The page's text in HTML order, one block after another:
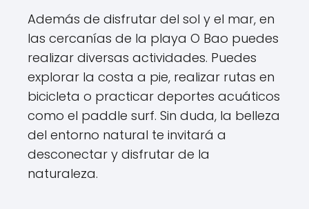
Además de disfrutar del sol y el mar, en
las cercanías de la playa O Bao puedes
realizar diversas actividades. Puedes
explorar la costa a pie, realizar rutas en
bicicleta o practicar deportes acuáticos
como el paddle surf. Sin duda, la belleza
del entorno natural te invitará a
desconectar y disfrutar de la
naturaleza.